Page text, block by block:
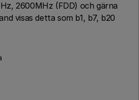
2600MHz (FDD) och gärna
visas detta som b1, b7, b20